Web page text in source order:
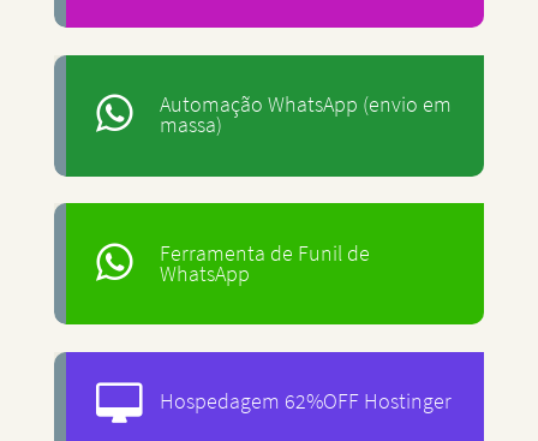
Automação WhatsApp (envio em
massa)
Ferramenta de Funil de
WhatsApp
Hospedagem 62%OFF Hostinger